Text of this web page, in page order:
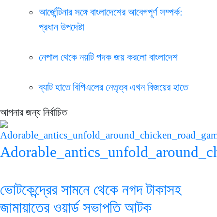
আর্জেন্টিনার সঙ্গে বাংলাদেশের আবেগপূর্ণ সম্পর্ক:
প্রধান উপদেষ্টা
নেপাল থেকে নয়টি পদক জয় করলো বাংলাদেশ
ব্যাট হাতে বিপিএলের নেতৃত্ব এখন বিজয়ের হাতে
আপনার জন্য নির্বাচিত
ভোটকেন্দ্রের সামনে থেকে নগদ টাকাসহ
জামায়াতের ওয়ার্ড সভাপতি আটক